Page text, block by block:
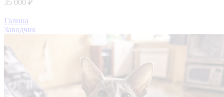
35 000 ₽
Галина
Заводчик